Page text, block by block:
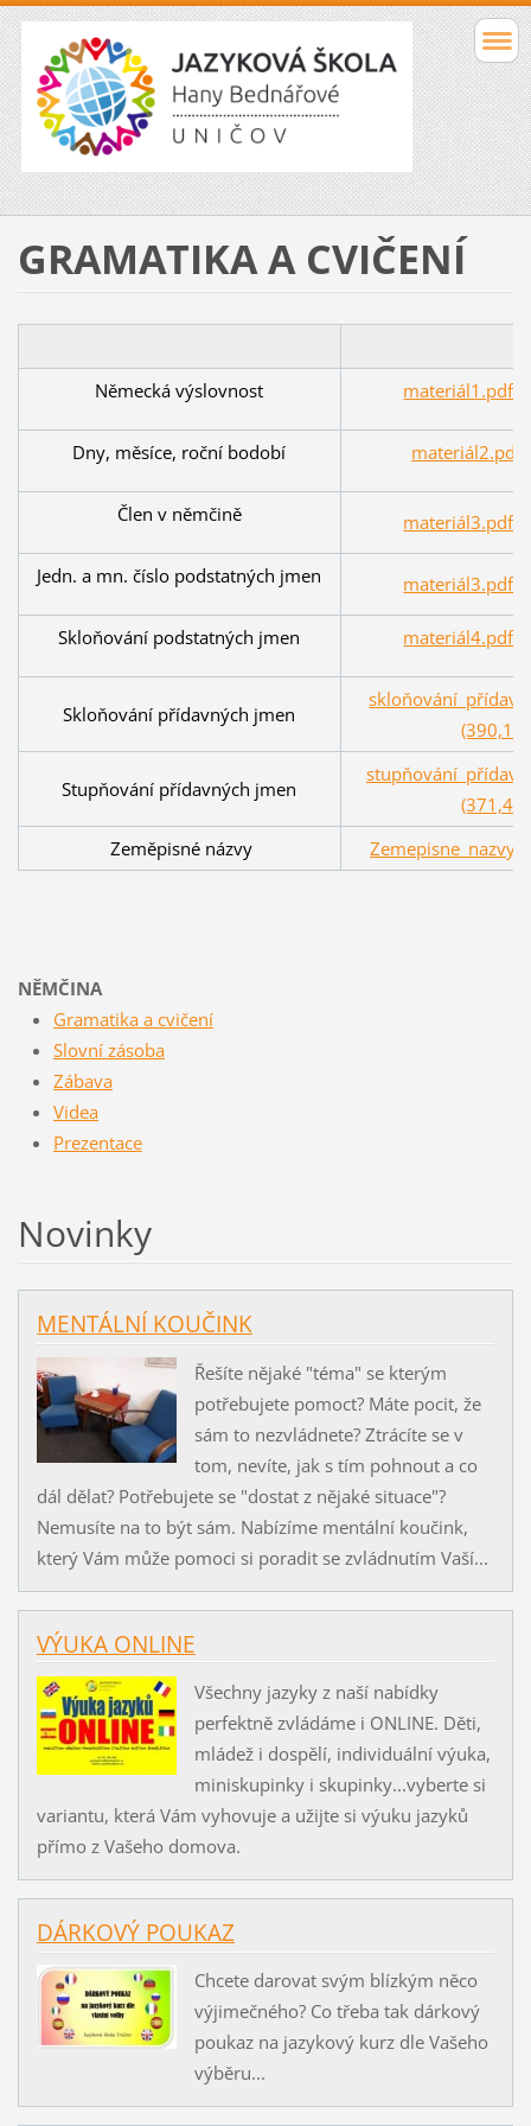
GRAMATIKA A CVIČENÍ
Německá výslovnost materiál1.pdf
Dny, měsíce, roční bodobí materiál2.pdf
Člen v němčině materiál3.pdf
Jedn. a mn. číslo podstatných jmen materiál3.pdf
Skloňování podstatných jmen materiál4.pdf
Skloňování přídavných jmen
(390,1
Stupňování přídavných jmen
(371,4
Zeměpisné názvy
NĚMČINA
Gramatika a cvičení
Slovní zásoba
Zábava
Videa
Prezentace
Novinky
MENTÁLNÍ KOUČINK
Řešíte nějaké "téma" se kterým
potřebujete pomoct? Máte pocit, že
sám to nezvládnete? Ztrácíte se v
tom, nevíte, jak s tím pohnout a co
dál dělat? Potřebujete se "dostat z nějaké situace"?
Nemusíte na to být sám. Nabízíme mentální koučink,
který Vám může pomoci si poradit se zvládnutím Vaší...
VÝUKA ONLINE
Všechny jazyky z naší nabídky
perfektně zvládáme i ONLINE. Děti,
mládež i dospělí, individuální výuka,
miniskupinky i skupinky...vyberte si
variantu, která Vám vyhovuje a užijte si výuku jazyků
přímo z Vašeho domova.
DÁRKOVÝ POUKAZ
Chcete darovat svým blízkým něco
výjimečného? Co třeba tak dárkový
poukaz na jazykový kurz dle Vašeho
výběru...